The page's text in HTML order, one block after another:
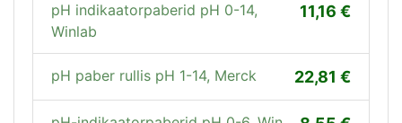
11,16
pH indikaatorpaberid pH 0-14,
Winlab
22,81
pH paber rullis pH 1-14, Merck